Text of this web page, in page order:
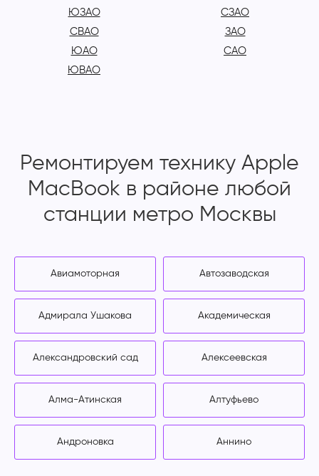
ЮЗАО
СВАО
ЮАО
ЮВАО
СЗАО
ЗАО
САО
Ремонтируем технику Apple
MacBook в районе любой
станции метро Москвы
Авиамоторная Автозаводская
Адмирала Ушакова Академическая
Александровский сад Алексеевская
Алма-Атинская Алтуфьево
Андроновка Аннино